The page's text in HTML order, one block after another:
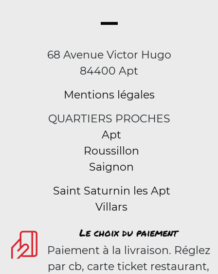
68 Avenue Victor Hugo
84400 Apt
Mentions légales
QUARTIERS PROCHES
Apt
Roussillon
Saignon
Saint Saturnin les Apt
Villars
Le choix du paiement
Paiement à la livraison. Réglez
par cb, carte ticket restaurant,